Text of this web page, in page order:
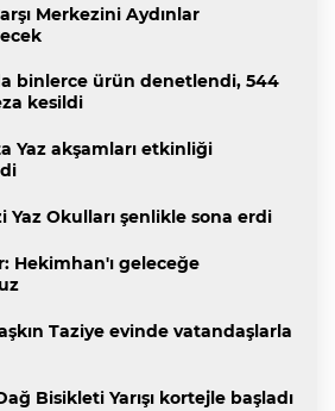
Merkezini Aydınlar
binlerce ürün denetlendi, 544
kesildi
Yaz akşamları etkinliği
Yaz Okulları şenlikle sona erdi
Hekimhan'ı geleceğe
Taziye evinde vatandaşlarla
Bisikleti Yarışı kortejle başladı